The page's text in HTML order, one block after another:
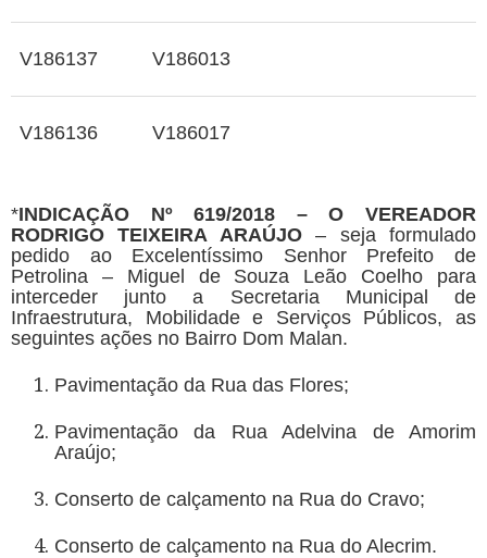
V186137 V186013
V186136 V186017
*INDICAÇÃO Nº 619/2018 – O VEREADOR
RODRIGO TEIXEIRA ARAÚJO– seja formulado
pedido ao Excelentíssimo Senhor Prefeito de
Petrolina – Miguel de Souza Leão Coelho para
interceder junto a Secretaria Municipal de
Infraestrutura, Mobilidade e Serviços Públicos, as
seguintes ações no Bairro Dom Malan.
Pavimentação da Rua das Flores;
Pavimentação da Rua Adelvina de Amorim
Araújo;
Conserto de calçamento na Rua do Cravo;
Conserto de calçamento na Rua do Alecrim.